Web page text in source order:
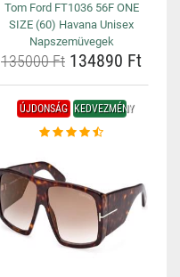
Tom Ford FT1036 56F ONE
SIZE (60) Havana Unisex
Napszemüvegek
135000 Ft 134890 Ft
ÚJDONSÁG KEDVEZMÉNY